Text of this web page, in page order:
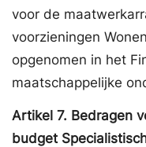
voor de
voorzieningen
opgenomen in het
maatschappelijke
Artikel 7. Bedragen
budget